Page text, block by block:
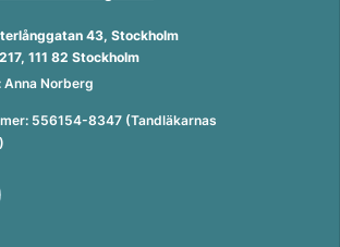
43, Stockholm
111 82 Stockholm
Norberg
556154-8347 (Tandläkarnas